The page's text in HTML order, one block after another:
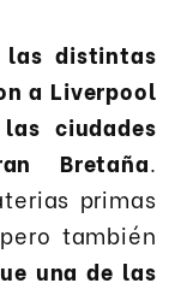
distintas
a Liverpool
ciudades
Bretaña.
primas
también
una de las